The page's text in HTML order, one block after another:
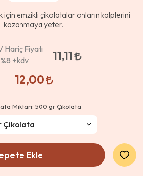
için emzikli çikolatalar onların kalplerini
kazanmaya yeter.
Hariç Fiyatı
%8 +kdv
11,11
12,00
Miktarı: 500 gr Çikolata
Ekle